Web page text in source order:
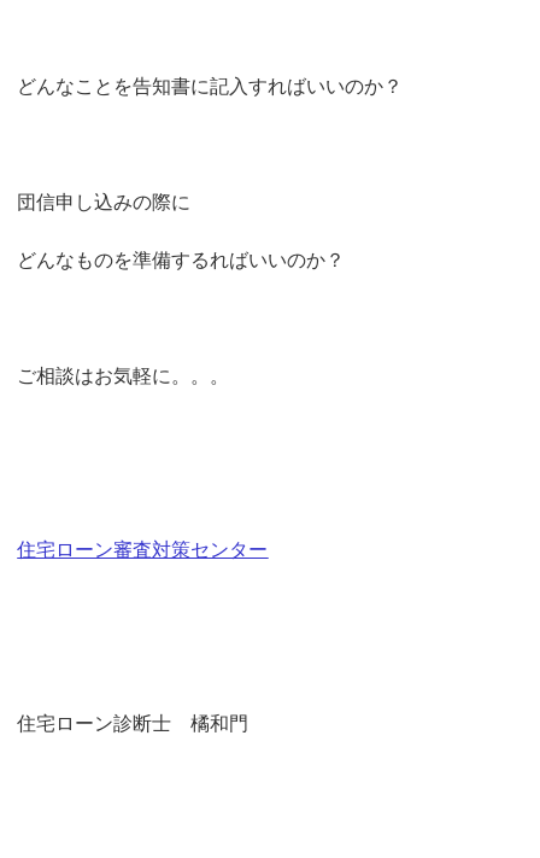
どんなことを告知書に記入すればいいのか？
団信申し込みの際に
どんなものを準備するればいいのか？
ご相談はお気軽に。。。
住宅ローン審査対策センター
住宅ローン診断士 橘和門